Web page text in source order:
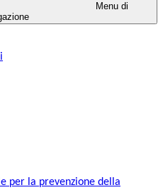
Menu di
per la prevenzione della